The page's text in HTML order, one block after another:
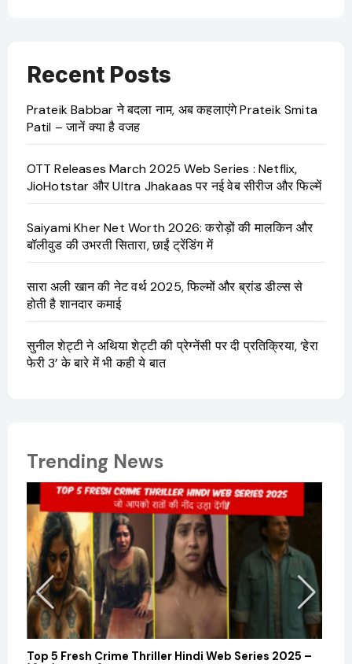
Recent Posts
Prateik Babbar ने बदला नाम, अब कहलाएंगे Prateik Smita
Patil – जानें क्या है वजह
OTT Releases March 2025 Web Series : Netflix,
JioHotstar और Ultra Jhakaas पर नई वेब सीरीज और फिल्में
Saiyami Kher Net Worth 2026: करोड़ों की मालकिन और
बॉलीवुड की उभरती सितारा, छाईं ट्रेंडिंग में
सारा अली खान की नेट वर्थ 2025, फिल्मों और ब्रांड डील्स से
होती है शानदार कमाई
सुनील शेट्टी ने अथिया शेट्टी की प्रेग्नेंसी पर दी प्रतिक्रिया, ‘हेरा
फेरी 3’ के बारे में भी कही ये बात
Trending News
Top 5 Fresh Crime Thriller Hindi Web Series 2025 –